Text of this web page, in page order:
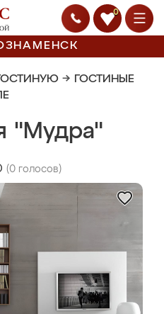
0
→ ГОСТИНЫЕ
"Мудра"
(0 голосов)